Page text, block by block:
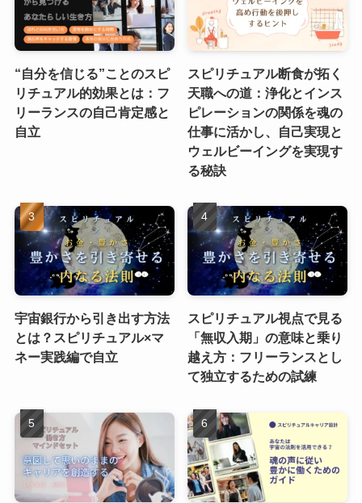
“自分を信じる”ことのスピ
リチュアル的効果とは：フ
リーランスの自己肯定感と
自立
スピリチュアル断食が拓く
天職への道：浄化とインス
ピレーションの関係を魂の
仕事に活かし、自己実現と
ウェルビーイングを実現す
る秘訣
宇宙銀行から引き出す方法
とは？スピリチュアル×マ
ネー実践編で自立
スピリチュアル視点で見る
「無収入期」の意味と乗り
越え方：フリーランスとし
て独立するための試練